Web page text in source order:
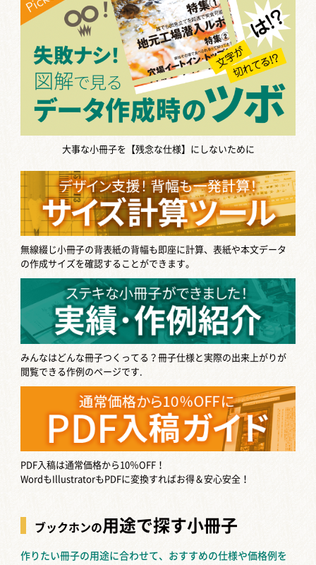
大事な小冊子を【残念な仕様】にしないために
無線綴じ小冊子の背表紙の背幅も即座に計算、表紙や本文データ
の作成サイズを確認することができます。
みんなはどんな冊子つくってる？冊子仕様と実際の出来上がりが
閲覧できる作例のページです.
PDF入稿は通常価格から10％OFF！
WordもIllustratorもPDFに変換すればお得＆安心安全！
ブックホンの用途で探す小冊子
作りたい冊子の用途に合わせて、おすすめの仕様や価格例を